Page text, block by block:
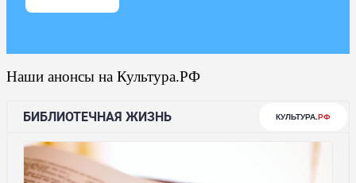
Наши анонсы на Культура.РФ